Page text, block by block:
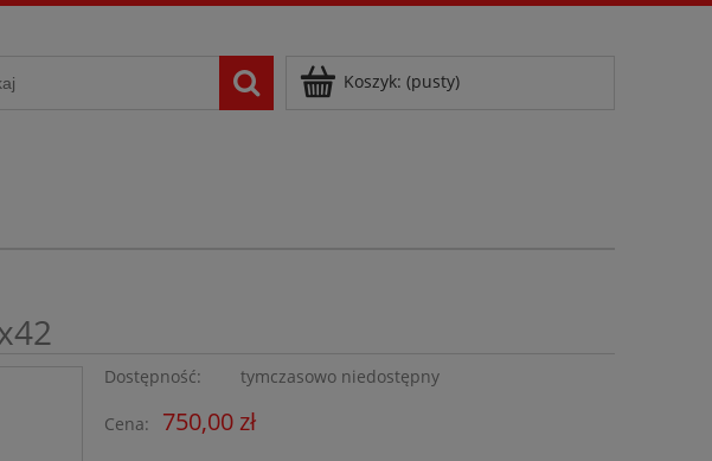
Koszyk: (pusty)
Dostępność: tymczasowo niedostępny
Cena: 750,00 zł